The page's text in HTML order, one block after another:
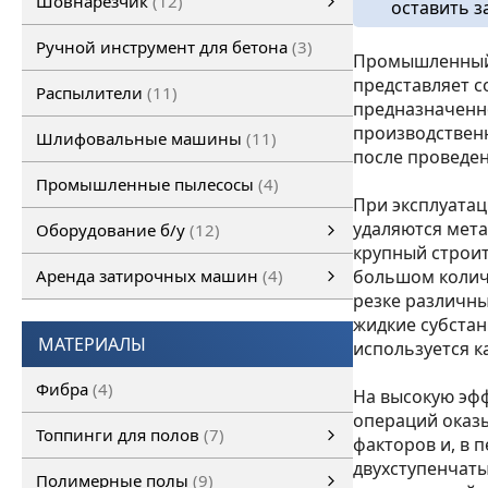
Ручной инструмент для бетона 3
Распылители 11
Шлифовальные машины 11
Промышленные пылесосы 4
Оборудование б/у 12
Аренда затирочных машин 4
МАТЕРИАЛЫ
Фибра 4
Топпинги для полов 7
Полимерные полы 9
оставить
Промышленный
представляет
после
При
удаляются
крупный
большом
резке
жидкие
используется
На высокую
операций
факторов и, в